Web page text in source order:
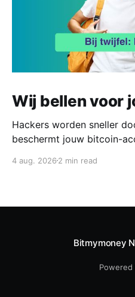
Wij bellen voor
Hackers worden sneller
beschermt jouw bitcoin-
4 aug. 2026 2 min read
Bitmymoney
Powered